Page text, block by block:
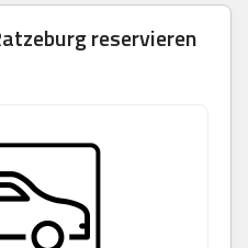
reservieren